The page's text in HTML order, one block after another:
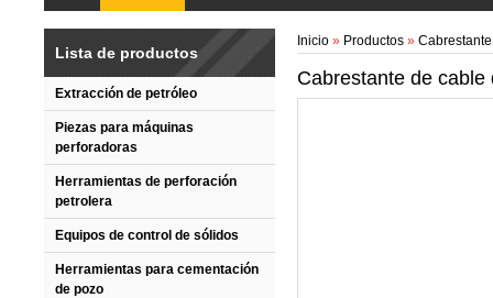
Lista de productos
Extracción de petróleo
Piezas para máquinas
perforadoras
Herramientas de perforación
petrolera
Equipos de control de sólidos
Herramientas para cementación
de pozo
Inicio » Productos »
Cabrestante de cable